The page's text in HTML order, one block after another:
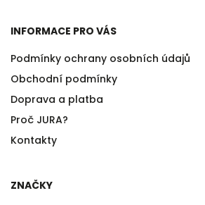
INFORMACE PRO VÁS
Podmínky ochrany osobních údajů
Obchodní podmínky
Doprava a platba
Proč JURA?
Kontakty
ZNAČKY